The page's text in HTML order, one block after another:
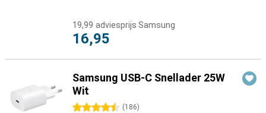
19,99 adviesprijs Samsung
16,95
Samsung USB-C Snellader 25W
Wit
4.5 sterren (186)